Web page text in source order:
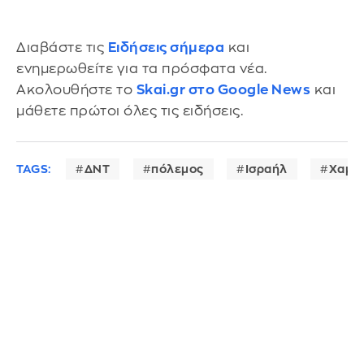
Διαβάστε τις Ειδήσεις σήμερα και
ενημερωθείτε για τα πρόσφατα νέα.
Ακολουθήστε το Skai.gr στο Google News και
μάθετε πρώτοι όλες τις ειδήσεις.
TAGS: ΔΝΤ πόλεμος Ισραήλ